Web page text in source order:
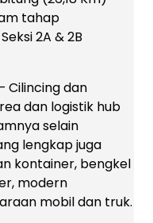
tahap
2A & 2B
Cilincing dan
dan logistik hub
selain
lengkap juga
kontainer, bengkel
modern
mobil dan truk.